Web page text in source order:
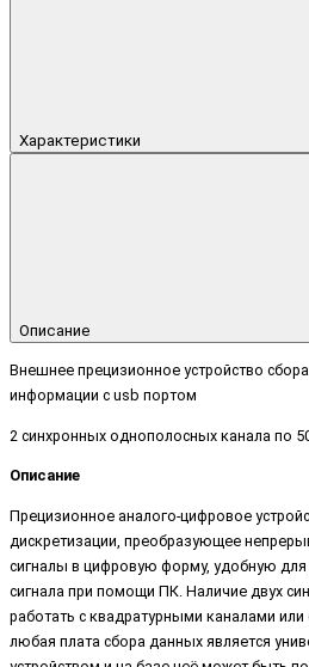
Характеристики
Описание
Внешнее прецизионное устройство
информации с usb портом
2 синхронных однополосных канала по
Описание
Прецизионное аналого-цифровое
дискретизации, преобразующее
сигналы в цифровую форму, удобную
сигнала при помощи ПК. Наличие двух
работать с квадратурными каналами
любая плата сбора данных является